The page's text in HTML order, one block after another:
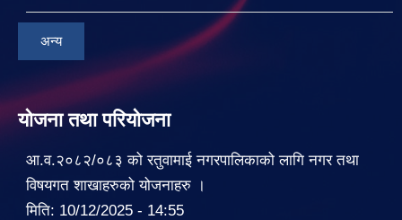
अन्य
योजना तथा परियोजना
आ.व.२०८२/०८३ को रतुवामाई नगरपालिकाको लागि नगर तथा
विषयगत शाखाहरुको योजनाहरु ।
मिति: 10/12/2025 - 14:55